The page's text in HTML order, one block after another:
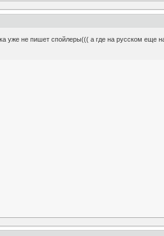
уже не пишет спойлеры((( а где на русском еще